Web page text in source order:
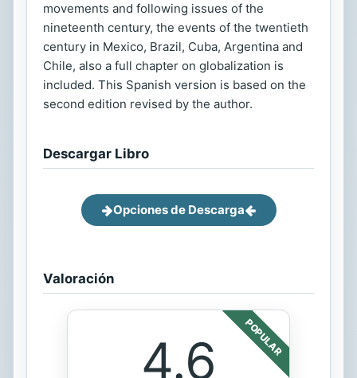
movements and following issues of the
nineteenth century, the events of the twentieth
century in Mexico, Brazil, Cuba, Argentina and
Chile, also a full chapter on globalization is
included. This Spanish version is based on the
second edition revised by the author.
Descargar Libro
Opciones de Descarga
Valoración
POPULAR
4.6